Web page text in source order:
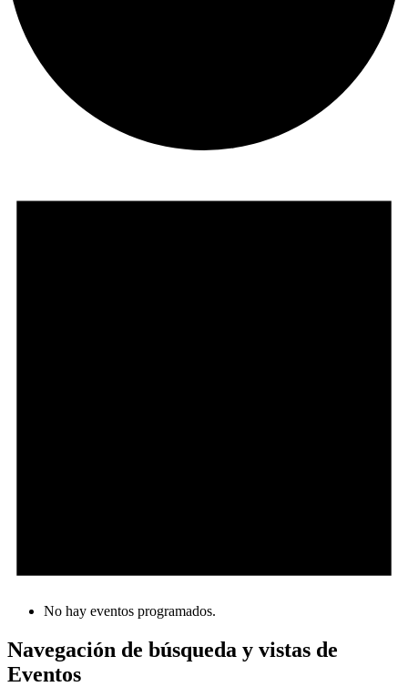
No hay eventos programados.
Navegación de búsqueda y vistas de
Eventos